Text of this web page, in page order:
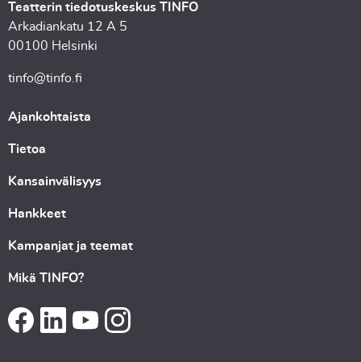
Teatterin tiedotuskeskus TINFO
Arkadiankatu 12 A 5
00100 Helsinki
tinfo@tinfo.fi
Ajankohtaista
Tietoa
Kansainvälisyys
Hankkeet
Kampanjat ja teemat
Mikä TINFO?